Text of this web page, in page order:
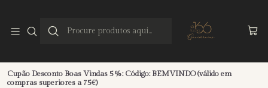
Cupão Desconto Boas Vindas 5%: Código: BEMVINDO (válido em
compras superiores a 75€)